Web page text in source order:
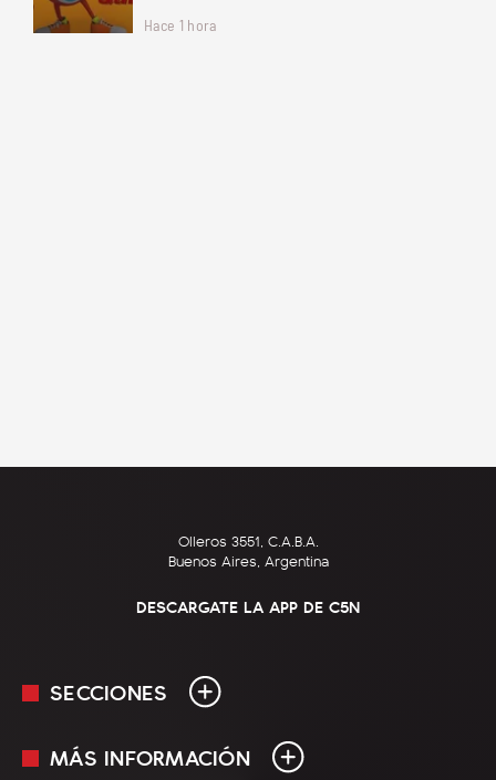
Hace 1 hora
Olleros 3551, C.A.B.A.
Buenos Aires, Argentina
DESCARGATE LA APP DE C5N
SECCIONES
En Vivo
MÁS INFORMACIÓN